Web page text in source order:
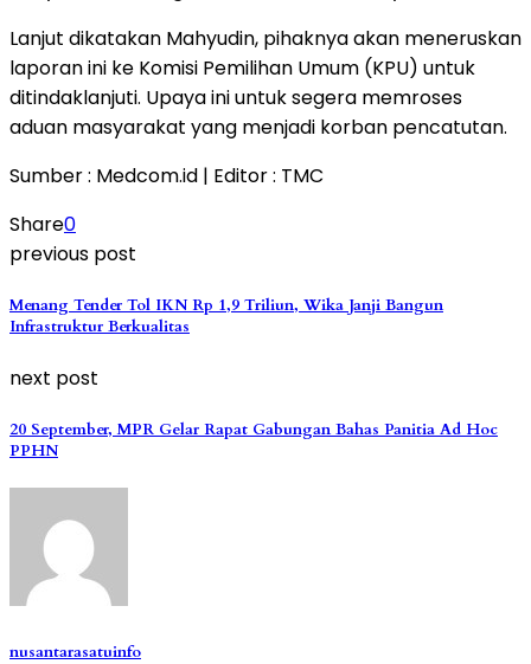
Lanjut dikatakan Mahyudin, pihaknya akan meneruskan
laporan ini ke Komisi Pemilihan Umum (KPU) untuk
ditindaklanjuti. Upaya ini untuk segera memroses
aduan masyarakat yang menjadi korban pencatutan.
Sumber : Medcom.id | Editor : TMC
Share0
previous post
Menang Tender Tol IKN Rp 1,9 Triliun, Wika Janji Bangun
Infrastruktur Berkualitas
next post
20 September, MPR Gelar Rapat Gabungan Bahas Panitia Ad Hoc
PPHN
nusantarasatuinfo